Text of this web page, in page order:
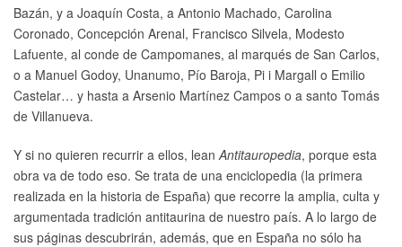
Bazán, y a Joaquín Costa, a Antonio Machado, Carolina
Coronado, Concepción Arenal, Francisco Silvela, Modesto
Lafuente, al conde de Campomanes, al marqués de San Carlos,
o a Manuel Godoy, Unanumo, Pío Baroja, Pi i Margall o Emilio
Castelar… y hasta a Arsenio Martínez Campos o a santo Tomás
de Villanueva.
Y si no quieren recurrir a ellos, lean Antitauropedia, porque esta
obra va de todo eso. Se trata de una enciclopedia (la primera
realizada en la historia de España) que recorre la amplia, culta y
argumentada tradición antitaurina de nuestro país. A lo largo de
sus páginas descubrirán, además, que en España no sólo ha